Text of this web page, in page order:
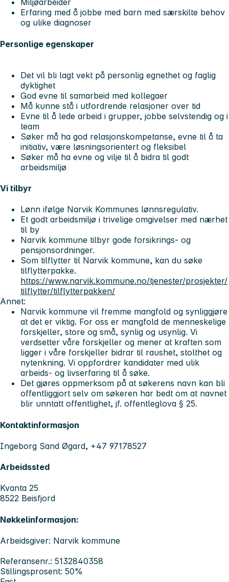
Miljøarbeider
Erfaring med å jobbe med barn med særskilte behov
og ulike diagnoser
Personlige egenskaper
Det vil bli lagt vekt på personlig egnethet og faglig
dyktighet
God evne til samarbeid med kollegaer
Må kunne stå i utfordrende relasjoner over tid
Evne til å lede arbeid i grupper, jobbe selvstendig og i
team
Søker må ha god relasjonskompetanse, evne til å ta
initiativ, være løsningsorientert og fleksibel
Søker må ha evne og vilje til å bidra til godt
arbeidsmiljø
Vi tilbyr
Lønn ifølge Narvik Kommunes lønnsregulativ.
Et godt arbeidsmiljø i trivelige omgivelser med nærhet
til by
Narvik kommune tilbyr gode forsikrings- og
pensjonsordninger.
Som tilflytter til Narvik kommune, kan du søke
tilflytterpakke.
https://www.narvik.kommune.no/tjenester/prosjekter/
tilflytter/tilflytterpakken/
Annet:
Narvik kommune vil fremme mangfold og synliggjøre
at det er viktig. For oss er mangfold de menneskelige
forskjeller, store og små, synlig og usynlig. Vi
verdsetter våre forskjeller og mener at kraften som
ligger i våre forskjeller bidrar til raushet, stolthet og
nytenkning. Vi oppfordrer kandidater med ulik
arbeids- og livserfaring til å søke.
Det gjøres oppmerksom på at søkerens navn kan bli
offentliggjort selv om søkeren har bedt om at navnet
blir unntatt offentlighet, jf. offentleglova § 25.
Kontaktinformasjon
Ingeborg Sand Øgard, +47 97178527
Arbeidssted
Kvanta 25
8522 Beisfjord
Nøkkelinformasjon:
Arbeidsgiver: Narvik kommune
Referansenr.: 5132840358
Stillingsprosent: 50%